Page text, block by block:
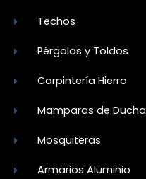
Techos
Pérgolas y Toldos
Carpintería Hierro
Mamparas de Ducha
Mosquiteras
Armarios Aluminio